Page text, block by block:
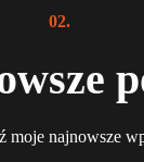
02.
moje najnowsze